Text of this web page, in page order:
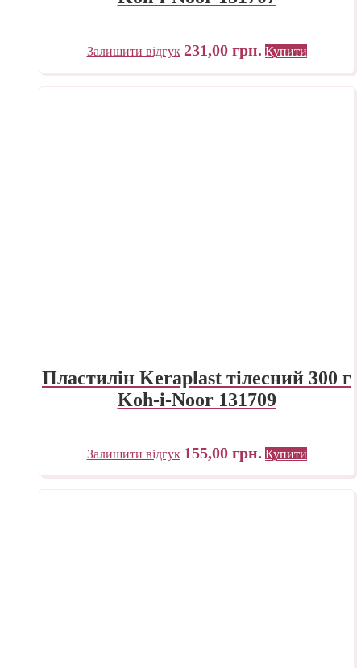
Залишити відгук 231,00 грн. Купити
Пластилін Keraplast тілесний 300 г
Koh-i-Noor 131709
Залишити відгук 155,00 грн. Купити